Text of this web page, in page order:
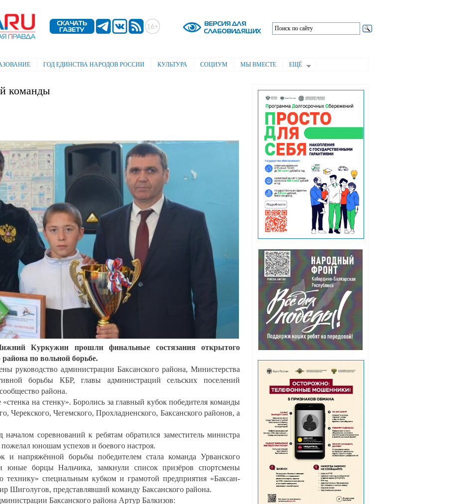
содержанию
ГОД ЕДИНСТВА НАРОДОВ РОССИИ КУЛЬТУРА СОЦИУМ МЫ ВМЕСТЕ ЕЩЁ
команды
Куркужин прошли финальные состязания открытого
по вольной борьбе.
руководство администрации Баксанского района, Министерства
борьбы КБР, главы администраций сельских поселений
района.
на стенку». Боролись за главный кубок победителя команды
Черекского, Чегемского, Прохладненского, Баксанского районов, а
соревнований к ребятам обратился заместитель министра
юношам успехов и боевого настроя.
и напряжённой борьбы победителем стала команда Урванского
юные борцы Нальчика, замкнули список призёров спортсмены
технику» специальным кубком и грамотой предприятия «Баксан-
Шиголугов, представлявший команду Баксанского района.
Баксанского района Артур Балкизов: